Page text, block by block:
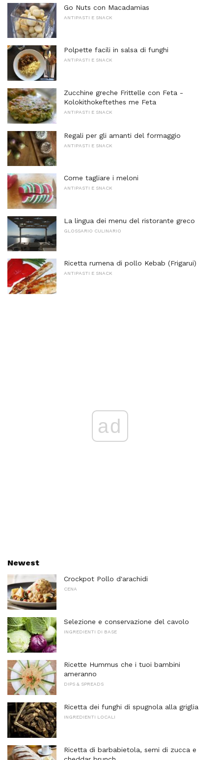
Go Nuts con Macadamias
ANTIPASTI E SNACK
Polpette facili in salsa di funghi
ANTIPASTI E SNACK
Zucchine greche Frittelle con Feta -
Kolokithokeftethes me Feta
ANTIPASTI E SNACK
Regali per gli amanti del formaggio
ANTIPASTI E SNACK
Come tagliare i meloni
ANTIPASTI E SNACK
La lingua dei menu del ristorante greco
GLOSSARIO CULINARIO
Ricetta rumena di pollo Kebab (Frigarui)
ANTIPASTI E SNACK
ad
Newest
Crockpot Pollo d'arachidi
CENA
Selezione e conservazione del cavolo
INGREDIENTI DI BASE
Ricette Hummus che i tuoi bambini
ameranno
DIPS & SPREADS
Ricetta dei funghi di spugnola alla griglia
INGREDIENTI LOCALI
Ricetta di barbabietola, semi di zucca e